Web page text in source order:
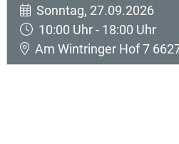
Sonntag, 27.09.2026
10:00 Uhr - 18:00 Uhr
Am Wintringer Hof 7